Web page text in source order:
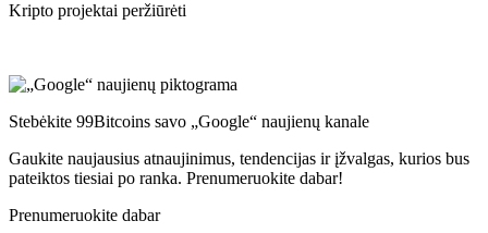
Kripto projektai peržiūrėti
Stebėkite 99Bitcoins savo „Google“ naujienų kanale
Gaukite naujausius atnaujinimus, tendencijas ir įžvalgas, kurios bus
pateiktos tiesiai po ranka. Prenumeruokite dabar!
Prenumeruokite dabar